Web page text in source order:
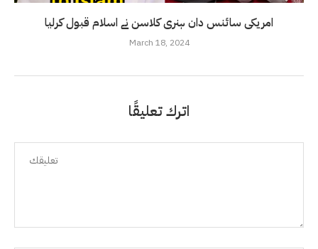
امریکی سائنس دان ہنری کلاسن نے اسلام قبول کرلیا
March 18, 2024
اترك تعليقًا